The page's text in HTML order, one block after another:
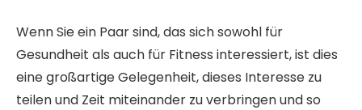
Wenn Sie ein Paar sind, das sich sowohl für
Gesundheit als auch für Fitness interessiert, ist dies
eine großartige Gelegenheit, dieses Interesse zu
teilen und Zeit miteinander zu verbringen und so